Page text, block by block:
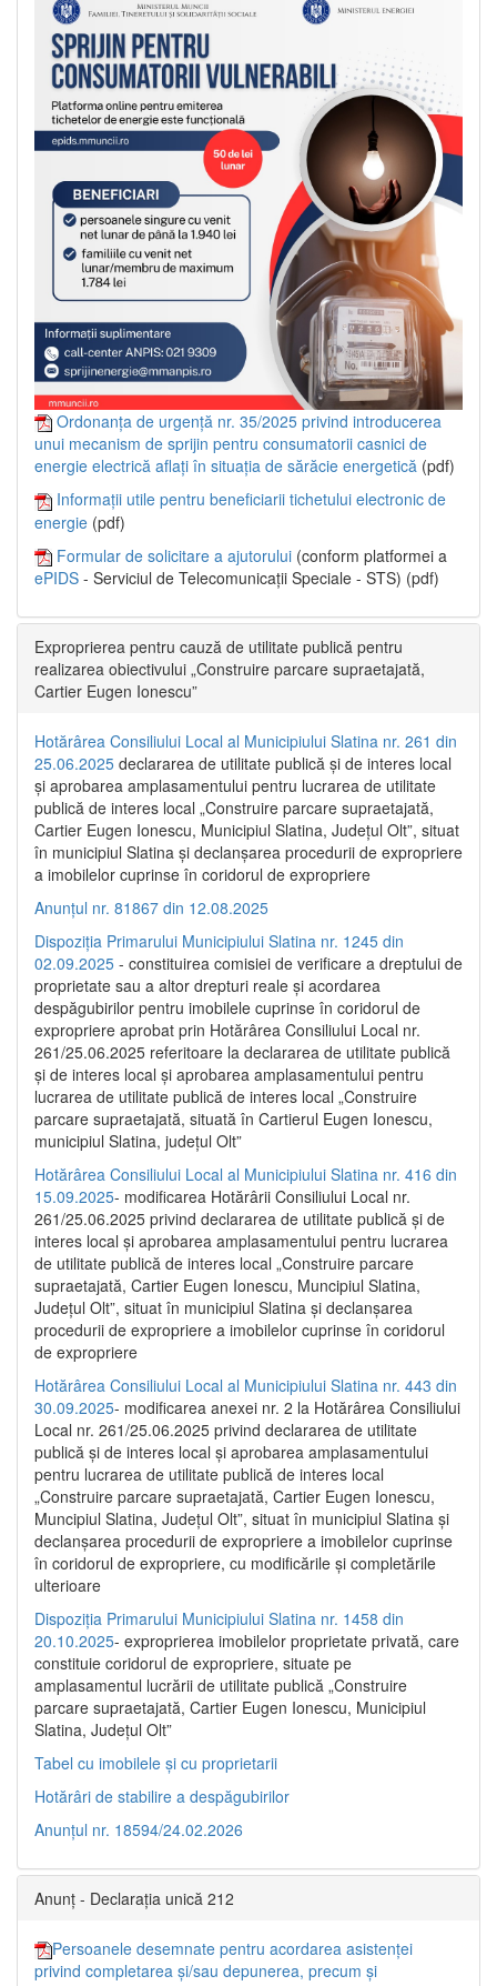
Ordonanța de urgență nr. 35/2025 privind introducerea
unui mecanism de sprijin pentru consumatorii casnici de
energie electrică aflați în situația de sărăcie energetică (pdf)
Informații utile pentru beneficiarii tichetului electronic de
energie (pdf)
Formular de solicitare a ajutorului (conform platformei a
ePIDS - Serviciul de Telecomunicații Speciale - STS) (pdf)
Exproprierea pentru cauză de utilitate publică pentru
realizarea obiectivului „Construire parcare supraetajată,
Cartier Eugen Ionescu”
Hotărârea Consiliului Local al Municipiului Slatina nr. 261 din
25.06.2025 declararea de utilitate publică și de interes local
și aprobarea amplasamentului pentru lucrarea de utilitate
publică de interes local „Construire parcare supraetajată,
Cartier Eugen Ionescu, Municipiul Slatina, Județul Olt”, situat
în municipiul Slatina și declanșarea procedurii de expropriere
a imobilelor cuprinse în coridorul de expropriere
Anunțul nr. 81867 din 12.08.2025
Dispoziția Primarului Municipiului Slatina nr. 1245 din
02.09.2025 - constituirea comisiei de verificare a dreptului de
proprietate sau a altor drepturi reale și acordarea
despăgubirilor pentru imobilele cuprinse în coridorul de
expropriere aprobat prin Hotărârea Consiliului Local nr.
261/25.06.2025 referitoare la declararea de utilitate publică
și de interes local și aprobarea amplasamentului pentru
lucrarea de utilitate publică de interes local „Construire
parcare supraetajată, situată în Cartierul Eugen Ionescu,
municipiul Slatina, județul Olt”
Hotărârea Consiliului Local al Municipiului Slatina nr. 416 din
15.09.2025- modificarea Hotărârii Consiliului Local nr.
261/25.06.2025 privind declararea de utilitate publică și de
interes local și aprobarea amplasamentului pentru lucrarea
de utilitate publică de interes local „Construire parcare
supraetajată, Cartier Eugen Ionescu, Muncipiul Slatina,
Județul Olt”, situat în municipiul Slatina și declanșarea
procedurii de expropriere a imobilelor cuprinse în coridorul
de expropriere
Hotărârea Consiliului Local al Municipiului Slatina nr. 443 din
30.09.2025- modificarea anexei nr. 2 la Hotărârea Consiliului
Local nr. 261/25.06.2025 privind declararea de utilitate
publică şi de interes local şi aprobarea amplasamentului
pentru lucrarea de utilitate publică de interes local
„Construire parcare supraetajată, Cartier Eugen Ionescu,
Muncipiul Slatina, Judeţul Olt”, situat în municipiul Slatina şi
declanşarea procedurii de expropriere a imobilelor cuprinse
în coridorul de expropriere, cu modificările şi completările
ulterioare
Dispoziția Primarului Municipiului Slatina nr. 1458 din
20.10.2025- exproprierea imobilelor proprietate privată, care
constituie coridorul de expropriere, situate pe
amplasamentul lucrării de utilitate publică „Construire
parcare supraetajată, Cartier Eugen Ionescu, Municipiul
Slatina, Județul Olt”
Tabel cu imobilele și cu proprietarii
Hotărâri de stabilire a despăgubirilor
Anunțul nr. 18594/24.02.2026
Anunț - Declarația unică 212
Persoanele desemnate pentru acordarea asistenței
privind completarea și/sau depunerea, precum și